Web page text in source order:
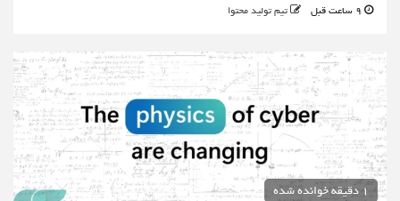
تیم تولید محتوا
1 دقیقه خوانده شده